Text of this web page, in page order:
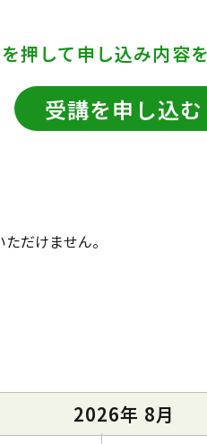
押して申し込み内容
受講を申し込む
だけません。
2026年 8月